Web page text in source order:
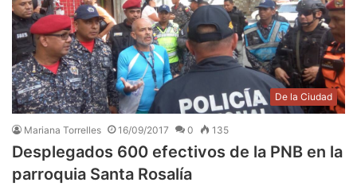
De la Ciudad
Mariana Torrelles 16/09/2017 0 135
Desplegados 600 efectivos de la PNB en la
parroquia Santa Rosalía